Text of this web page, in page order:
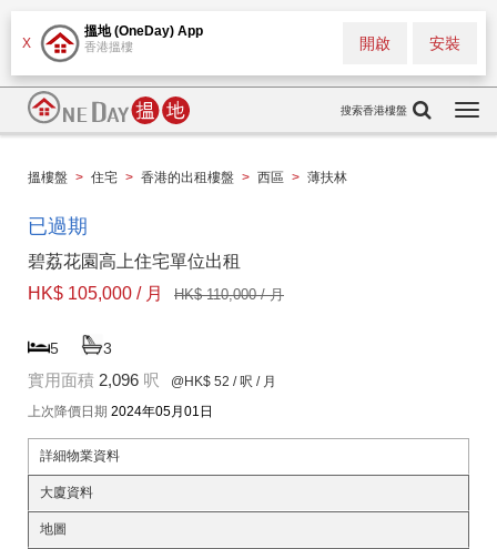
X
搵地 (OneDay) App
香港搵樓 安裝
開啟
搜索香港樓盤
搵樓盤 > 住宅 > 香港的出租樓盤 > 西區 > 薄扶林
已過期
碧荔花園高上住宅單位出租
HK$ 105,000 / 月
HK$ 110,000 / 月
5 3
實用面積 2,096 呎 @HK$ 52 / 呎 / 月
上次降價日期 2024年05月01日
詳細物業資料
大廈資料
地圖